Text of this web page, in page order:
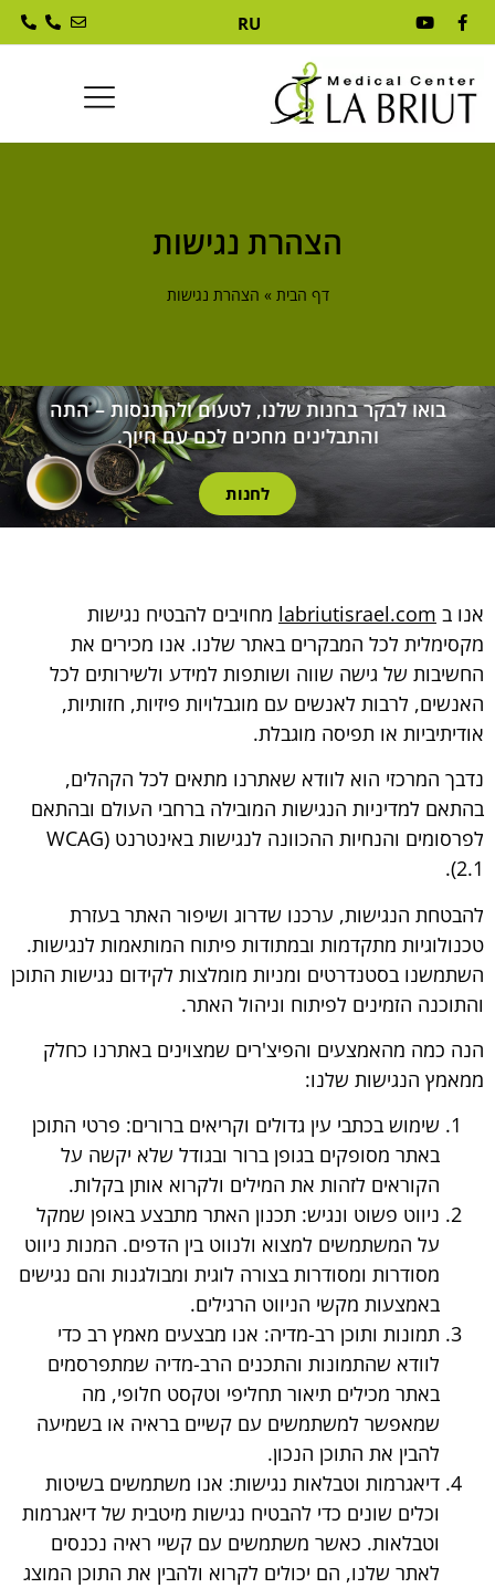
RU
הצהרת נגישות
דף הבית » הצהרת נגישות
בואו לבקר בחנות שלנו, לטעום ולהתנסות – התה
והתבלינים מחכים לכם עם חיוך.
לחנות
אנו ב labriutisrael.com מחויבים להבטיח נגישות
מקסימלית לכל המבקרים באתר שלנו. אנו מכירים את
החשיבות של גישה שווה ושותפות למידע ולשירותים לכל
האנשים, לרבות לאנשים עם מוגבלויות פיזיות, חזותיות,
אודיתיביות או תפיסה מוגבלת.
נדבך המרכזי הוא לוודא שאתרנו מתאים לכל הקהלים,
בהתאם למדיניות הנגישות המובילה ברחבי העולם ובהתאם
לפרסומים והנחיות ההכוונה לנגישות באינטרנט (WCAG
2.1).
להבטחת הנגישות, ערכנו שדרוג ושיפור האתר בעזרת
טכנולוגיות מתקדמות ובמתודות פיתוח המותאמות לנגישות.
השתמשנו בסטנדרטים ומניות מומלצות לקידום נגישות התוכן
והתוכנה הזמינים לפיתוח וניהול האתר.
הנה כמה מהאמצעים והפיצ'רים שמצוינים באתרנו כחלק
ממאמץ הנגישות שלנו:
שימוש בכתבי עין גדולים וקריאים ברורים: פרטי התוכן
באתר מסופקים בגופן ברור ובגודל שלא יקשה על
הקוראים לזהות את המילים ולקרוא אותן בקלות.
ניווט פשוט ונגיש: תכנון האתר מתבצע באופן שמקל
על המשתמשים למצוא ולנווט בין הדפים. המנות ניווט
מסודרות ומסודרות בצורה לוגית ומבולגנות והם נגישים
באמצעות מקשי הניווט הרגילים.
תמונות ותוכן רב-מדיה: אנו מבצעים מאמץ רב כדי
לוודא שהתמונות והתכנים הרב-מדיה שמתפרסמים
באתר מכילים תיאור תחליפי וטקסט חלופי, מה
שמאפשר למשתמשים עם קשיים בראיה או בשמיעה
להבין את התוכן הנכון.
דיאגרמות וטבלאות נגישות: אנו משתמשים בשיטות
וכלים שונים כדי להבטיח נגישות מיטבית של דיאגרמות
וטבלאות. כאשר משתמשים עם קשיי ראיה נכנסים
לאתר שלנו, הם יכולים לקרוא ולהבין את התוכן המוצג
הכרחי
קובצי
Cookie
אלו אינם
אופציונליים.
סטטיסטיקות
כדי שנוכל
ומבנהו,
בהתבסס על
באתר.
חוויית
משתמש
כדי שהאתר
שלנו יעבוד
מיטבית
תסרב/י
לקובצי
אלו, חלק
מהפונקציות
באתר
עשויות
שיווקי
על ידי
שיתוף
וההתנהגות
שלך בעת
ביקורך
באתר,